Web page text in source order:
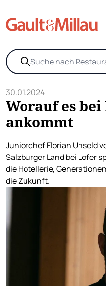
30.01.2024
Worauf es
ankommt
Juniorchef Florian Unseld
Salzburger Land bei Lofer
die Hotellerie,
die Zukunft.